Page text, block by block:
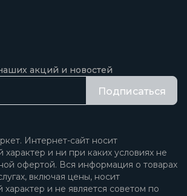
акций и новостей
Подписаться
Интернет-сайт носит
и ни при каких условиях не
офертой. Вся информация о товарах
включая цены, носит
характер и не является советом по